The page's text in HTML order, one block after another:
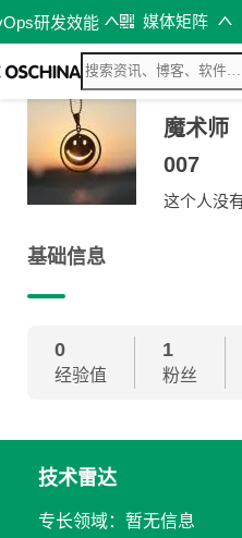
研发效能 媒体矩阵
魔术师
007
这个人没
基础信息
0
经验值
1
粉丝
技术雷达
专长领域：暂无信息